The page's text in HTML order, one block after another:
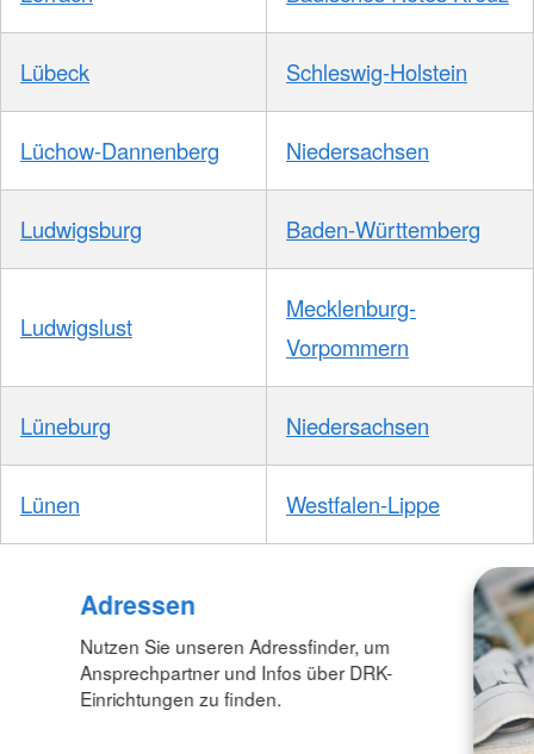
Lübeck Schleswig-Holstein
Lüchow-Dannenberg Niedersachsen
Ludwigsburg Baden-Württemberg
Ludwigslust
Mecklenburg-
Vorpommern
Lüneburg Niedersachsen
Lünen Westfalen-Lippe
Adressen
Nutzen Sie unseren Adressfinder, um
Ansprechpartner und Infos über DRK-
Einrichtungen zu finden.